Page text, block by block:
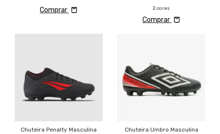
Comprar
2 cores
Comprar
Chuteira Penalty Masculina
Chuteira Umbro Masculina